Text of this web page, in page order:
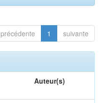
précédente 1 suivante
Auteur(s)